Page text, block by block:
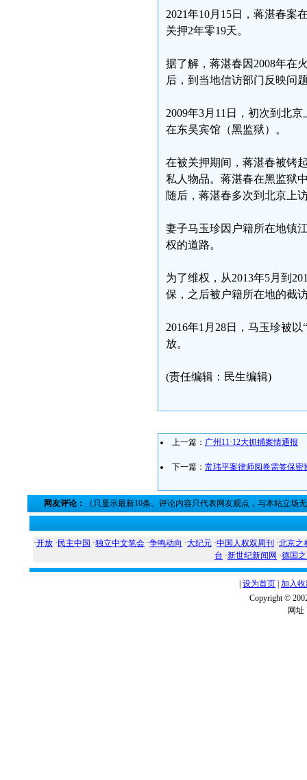
2021年10月15日，蒋湛春案
关押2年零19天。
据了解，蒋湛春因2008年在
后，到当地信访部门反映问
2009年3月11日，初次到北
在东吴宾馆（黑监狱）。
在被关押期间，蒋湛春被铐
私人物品。蒋湛春在黑监狱
随后，蒋湛春多次到北京上
妻子马玉珍因户籍所在地镇
权的道路。
为了维权，从2013年5月到
保，之后被户籍所在地的截
2016年1月28日，马玉珍被
放。
(责任编辑：民生编辑)
上一篇： 广州11·12大抓捕案情通报
下一篇： 常玮平案律师阅卷需签保密
网友评论： （只显示最新10条。评论内容只代表网友观点，与本站立场
·开放 · 民主中国 ·独立中文笔会 ·争鸣动向 ·大纪元 ·中国人权双周刊 ·北京之
台 ·新世纪新闻网 ·德国
设为首页 加入
Copyright ©
网址